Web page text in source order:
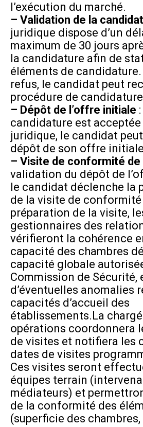
l’exécution du marché.
– Validation de la
juridique dispose d’un
maximum de 30 jours
la candidature afin de
éléments de candidature.
refus, le candidat peut
procédure de
– Dépôt de l’offre initiale
candidature est
juridique, le candidat
dépôt de son offre
– Visite de conformité de
validation du dépôt de
le candidat déclenche la
de la visite de conformité
préparation de la visite,
gestionnaires des
vérifieront la cohérence
capacité des chambres
capacité globale
Commission de
d’éventuelles anomalies
capacités d’accueil des
établissements.La
opérations coordonnera
de visites et notifiera les
dates de visites
Ces visites seront
équipes terrain
médiateurs) et
de la conformité des
(superficie des